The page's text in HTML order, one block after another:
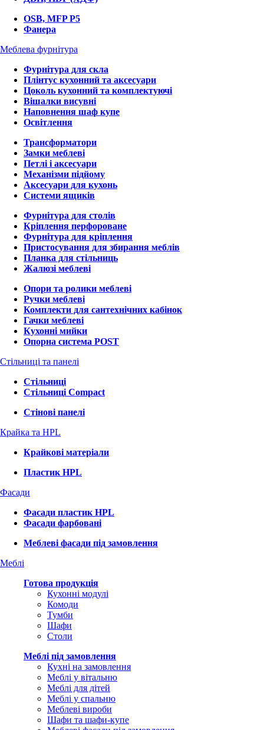
OSB, MFP P5
Фанера
Меблева фурнітура
Фурнітура для скла
Плінтус кухонний та аксесуари
Цоколь кухонний та комплектуючі
Вішалки висувні
Наповнення шаф купе
Освітлення
Трансформатори
Замки меблеві
Петлі і аксесуари
Механізми підйому
Аксесуари для кухонь
Системи ящиків
Фурнітура для столів
Кріплення перфороване
Фурнітура для кріплення
Пристосування для збирання меблів
Планка для стільниць
Жалюзі меблеві
Опори та ролики меблеві
Ручки меблеві
Комплекти для сантехнічних кабінок
Гачки меблеві
Кухонні мийки
Опорна система POST
Стільниці та панелі
Стільниці
Стільниці Compact
Стінові панелі
Крайка та HPL
Крайкові матеріали
Пластик HPL
Фасади
Фасади пластик HPL
Фасади фарбовані
Меблеві фасади під замовлення
Меблі
Готова продукція
Кухонні модулі
Комоди
Тумби
Шафи
Столи
Меблі під замовлення
Кухні на замовлення
Меблі у вітальню
Меблі для дітей
Меблі у спальню
Меблеві вироби
Шафи та шафи-купе